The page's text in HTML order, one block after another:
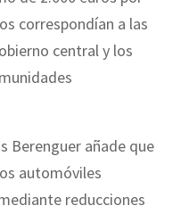
correspondían a las
central y los
Berenguer añade que
automóviles
reducciones